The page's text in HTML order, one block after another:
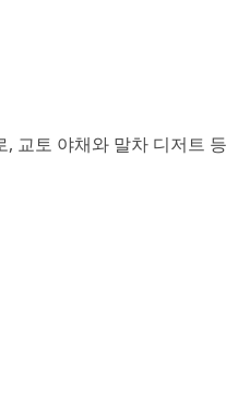
, 교토 야채와 말차 디저트 등